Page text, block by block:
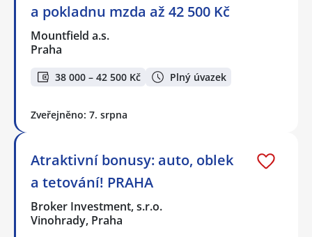
a pokladnu mzda až 42 500 Kč
Mountfield a.s.
Praha
38 000 – 42 500 Kč Plný úvazek
Zveřejněno: 7. srpna
Atraktivní bonusy: auto, oblek
a tetování! PRAHA
Broker Investment, s.r.o.
Vinohrady, Praha